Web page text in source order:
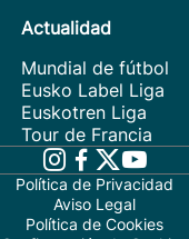
Actualidad
Mundial de fútbol
Eusko Label Liga
Euskotren Liga
Tour de Francia
Política de Privacidad
Aviso Legal
Política de Cookies